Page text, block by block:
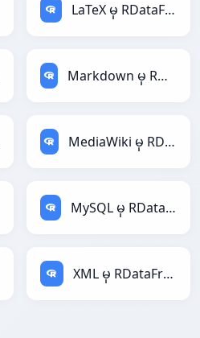
LaTeX မှ RDataFrame
Markdown မှ RDataFrame
MediaWiki မှ RDataFrame
MySQL မှ RDataFrame
XML မှ RDataFrame